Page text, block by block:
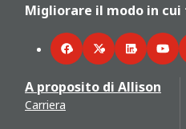
Migliorare il modo in
FacebookTwitterLinkedIn
A proposito di Allison
Carriera